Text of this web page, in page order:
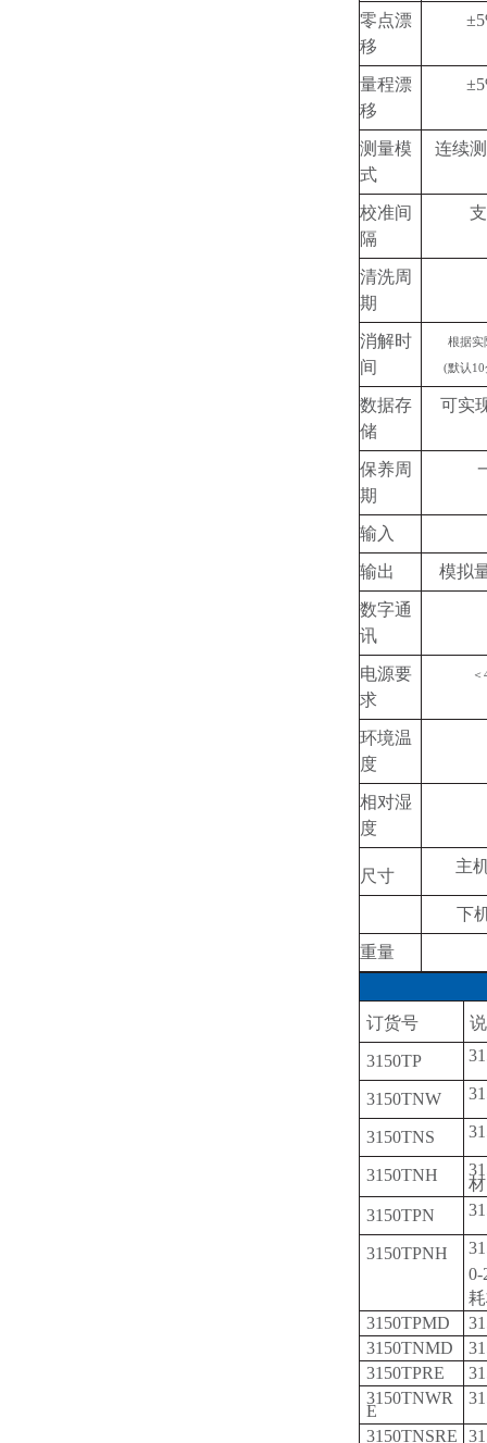
零点漂
移
量程漂
移
测量模
式
连续
校准间
隔
清洗周
期
消解时
间
根据实
(默认
数据存
储
可实
保养周
期
输入
输出 模拟
数字通
讯
电源要
求
环境温
度
相对湿
度
尺寸
主
下
重量
订货号
3150TP
3150TNW
3150TNS
3150TNH
3150TPN
3150TPNH
0-
3150TPMD
3150TNMD
3150TPRE
3150TNWR
E
3150TNSRE